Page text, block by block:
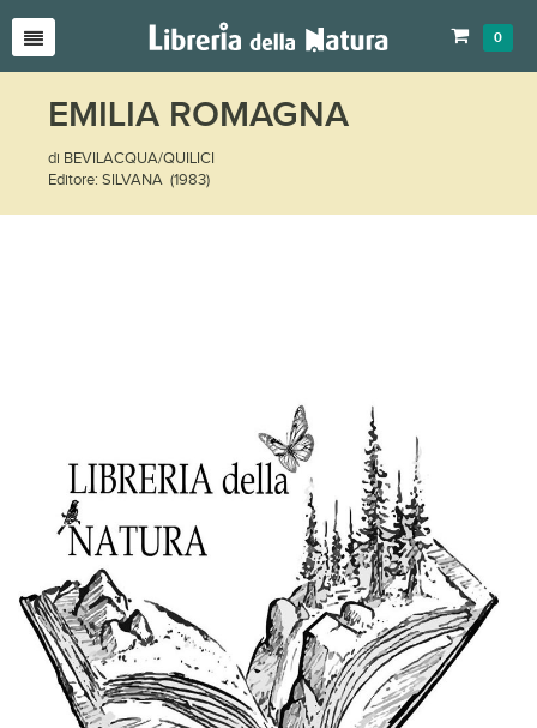
0
EMILIA ROMAGNA
di BEVILACQUA/QUILICI
Editore: SILVANA (1983)